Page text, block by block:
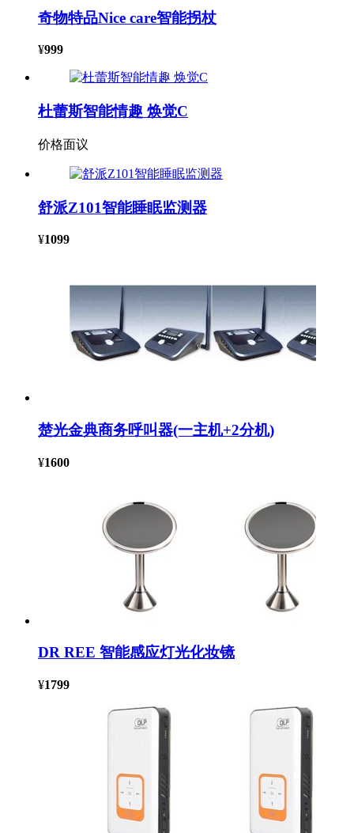
奇物特品Nice care智能拐杖
¥999
杜蕾斯智能情趣 焕觉C
价格面议
舒派Z101智能睡眠监测器
¥1099
楚光金典商务呼叫器(一主机+2分机)
¥1600
DR REE 智能感应灯光化妆镜
¥1799